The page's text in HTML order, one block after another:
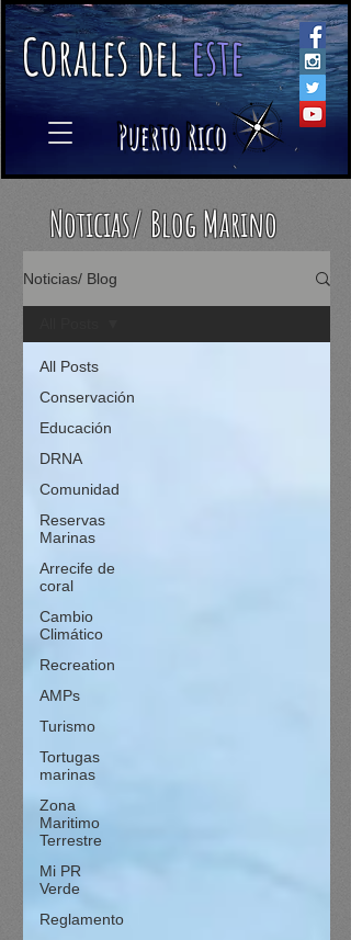
Coralesdeleste​
Puerto Rico
Noticias/ Blog Marino
Noticias/ Blog
All Posts
Conservación
Educación
DRNA
Comunidad
Reservas
Marinas
Arrecife de
coral
Cambio
Climático
Recreation
AMPs
Turismo
Tortugas
marinas
Zona
Maritimo
Terrestre
Mi PR
Verde
Reglamento